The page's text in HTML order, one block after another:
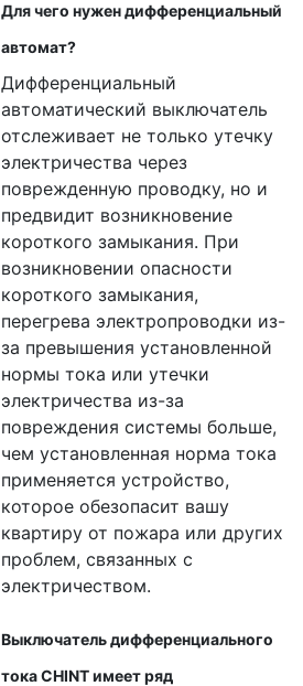
Для чего нужен дифференциальный
автомат?
Дифференциальный
автоматический выключатель
отслеживает не только утечку
электричества через
поврежденную проводку, но и
предвидит возникновение
короткого замыкания. При
возникновении опасности
короткого замыкания,
перегрева электропроводки из-
за превышения установленной
нормы тока или утечки
электричества из-за
повреждения системы больше,
чем установленная норма тока
применяется устройство,
которое обезопасит вашу
квартиру от пожара или других
проблем, связанных с
электричеством.
Выключатель дифференциального
тока CHINT имеет ряд